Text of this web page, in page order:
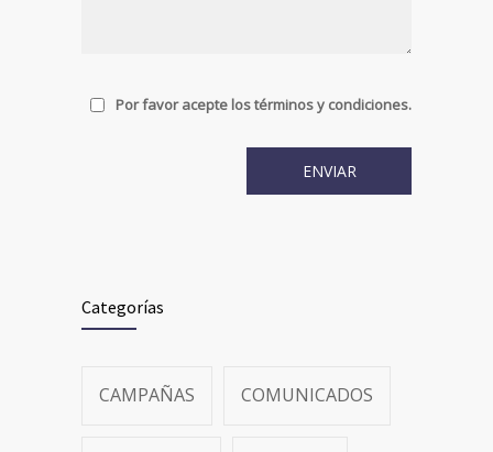
Por favor acepte los términos y condiciones.
Categorías
CAMPAÑAS COMUNICADOS